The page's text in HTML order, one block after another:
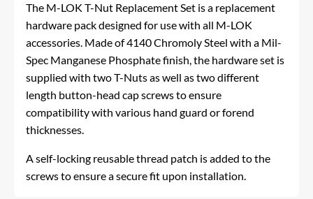
The M-LOK T-Nut Replacement Set is a replacement
hardware pack designed for use with all M-LOK
accessories. Made of 4140 Chromoly Steel with a Mil-
Spec Manganese Phosphate finish, the hardware set is
supplied with two T-Nuts as well as two different
length button-head cap screws to ensure
compatibility with various hand guard or forend
thicknesses.
A self-locking reusable thread patch is added to the
screws to ensure a secure fit upon installation.